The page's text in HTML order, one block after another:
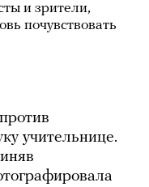
и зрители,
почувствовать
учительнице.